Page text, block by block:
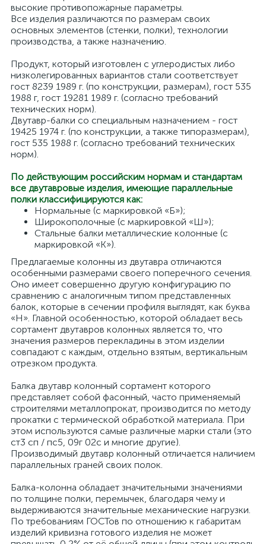
высокие противопожарные параметры.
Все изделия различаются по размерам своих
основных элементов (стенки, полки), технологии
производства, а также назначению.
Продукт, который изготовлен с углеродистых либо
низколегированных вариантов стали соответствует
гост 8239 1989 г. (по конструкции, размерам), гост 535
1988 г, гост 19281 1989 г. (согласно требований
технических норм).
Двутавр-балки со специальным назначением - гост
19425 1974 г. (по конструкции, а также типоразмерам),
гост 535 1988 г. (согласно требований технических
норм).
По действующим российским нормам и стандартам
все двутавровые изделия, имеющие параллельные
полки классифицируются как:
Нормальные (с маркировкой «Б»);
Широкополочные (с маркировкой «Ш»);
Стальные балки металлические колонные (с
маркировкой «К»).
Предлагаемые колонны из двутавра отличаются
особенными размерами своего поперечного сечения.
Оно имеет совершенно другую конфигурацию по
сравнению с аналогичным типом представленных
балок, которые в сечении профиля выглядят, как буква
«Н». Главной особенностью, которой обладает весь
сортамент двутавров колонных является то, что
значения размеров перекладины в этом изделии
совпадают с каждым, отдельно взятым, вертикальным
отрезком продукта.
Балка двутавр колонный сортамент которого
представляет собой фасонный, часто применяемый
строителями металлопрокат, производится по методу
прокатки с термической обработкой материала. При
этом используются самые различные марки стали (это
ст3 сп / пс5, 09г 02с и многие другие).
Производимый двутавр колонный отличается наличием
параллельных граней своих полок.
Балка-колонна обладает значительными значениями
по толщине полки, перемычек, благодаря чему и
выдерживаются значительные механические нагрузки.
По требованиям ГОСТов по отношению к габаритам
изделий кривизна готового изделия не может